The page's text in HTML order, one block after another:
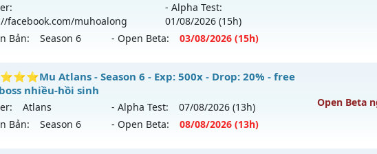
facebook.com/muhoalong
- Alpha Test:
01/08/2026 (15h)
Bản:
Season 6 - Open Beta: 03/08/2026 (15h)
LONG 6.9 - 🌍 Website: https://muhoalong.pro
ra tháng 08 2026 - Mở máy chủ https://facebook.com/muhoalong
03/08/2626
Atlans - Season 6 - Exp: 500x - Drop: 20% - free
nhiều-hồi sinh
Atlans - Alpha Test: 07/08/2026 (13h)
Bản:
Season 6 - Open Beta: 08/08/2026 (13h)
Open Beta